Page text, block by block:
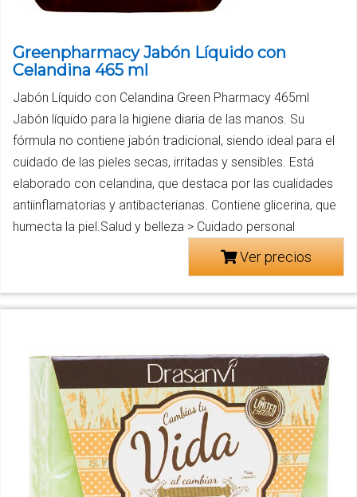
Greenpharmacy Jabón Líquido con
Celandina 465 ml
Jabón Líquido con Celandina Green Pharmacy 465ml
Jabón líquido para la higiene diaria de las manos. Su
fórmula no contiene jabón tradicional, siendo ideal para el
cuidado de las pieles secas, irritadas y sensibles. Está
elaborado con celandina, que destaca por las cualidades
antiinflamatorias y antibacterianas. Contiene glicerina, que
humecta la piel.Salud y belleza > Cuidado personal
Ver precios